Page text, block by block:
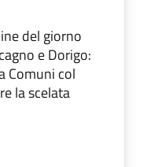
del giorno
e Dorigo:
Comuni col
la scelata